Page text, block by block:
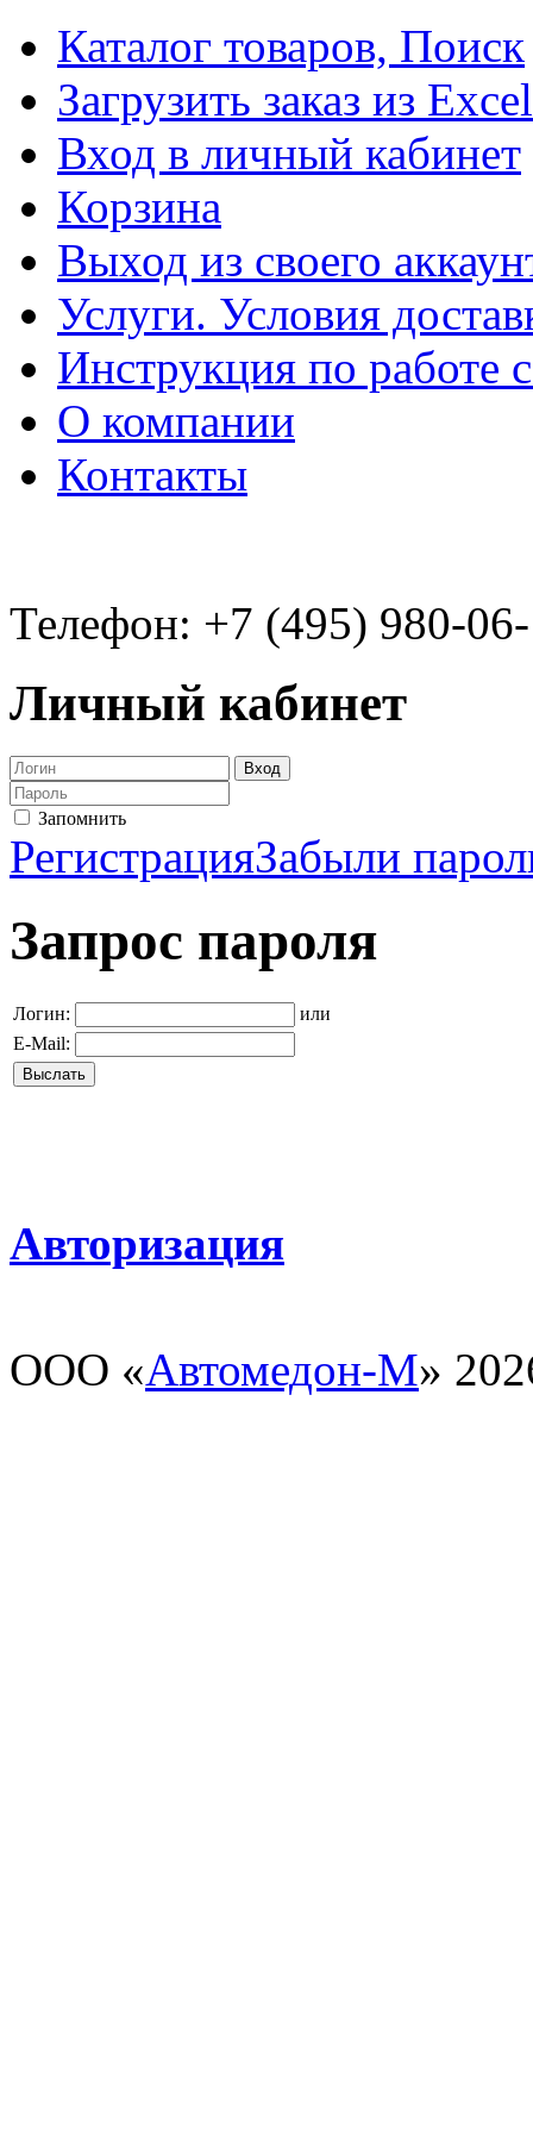
Каталог товаров, Поиск
Загрузить заказ из Excel
Вход в личный кабинет
Корзина
Выход из своего
Услуги. Условия
Инструкция по работе
О компании
Контакты
Телефон: +7 (495) 980-
Личный кабинет
Запомнить
РегистрацияЗабыли
Запрос пароля
Логин:
или
E-Mail:
Авторизация
ООО «Автомедон-М»